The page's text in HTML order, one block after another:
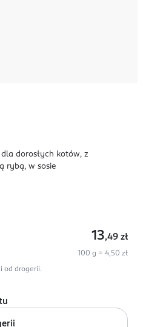
dorosłych kotów, z
rybą, w sosie
13,49 zł
100 g = 4,50 zł
od drogerii.